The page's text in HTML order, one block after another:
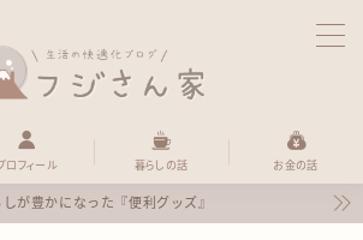
ロフィール 暮らしの話 お金の話
が豊かになった『便利グッズ』